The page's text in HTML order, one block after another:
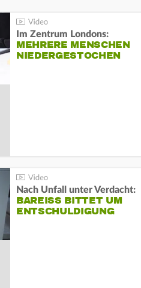
Im Zentrum Londons:
MEHRERE MENSCHEN
NIEDERGESTOCHEN
Nach Unfall unter Verdacht:
BAREISS BITTET UM E
NTSCHULDIGUNG